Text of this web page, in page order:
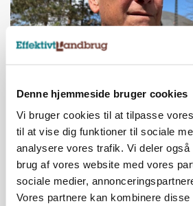
Denne hjemmeside bruger cookies
Vi bruger cookies til at tilpasse
til at vise dig funktioner til sociale
analysere vores trafik. Vi deler også
brug af vores website med vores
sociale medier,
Vores partnere kan kombinere disse
CAP-I-DANMARK
Fjerkræbranchen: - Vi forlanger
konkurrence- og